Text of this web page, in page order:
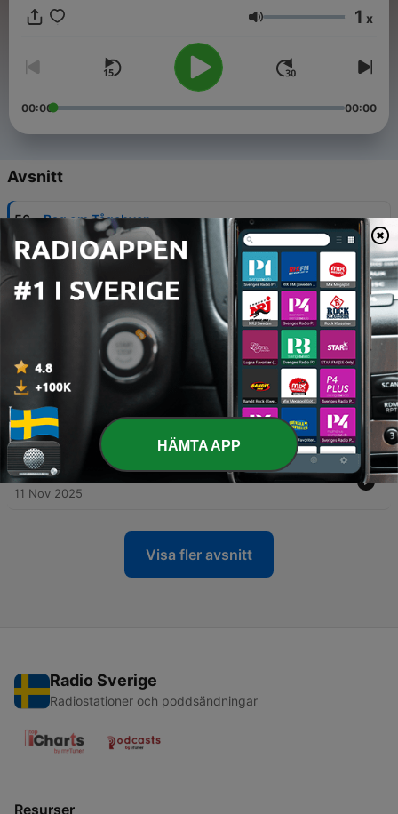
Volym 1 x
00:00 00:00
Avsnitt
56 - Bag om Tågebyen
14 Apr 2026
Dinosaur Astronauterne og Den Lille Lysorm
01 Apr 2026
Skattejagten - Godnathistorie for Børn med
Guidet Afslapning
11 Feb 2026
Videnskabsbogen: Den længste nat og det første
lys
23 Dec 2025
52 - Videnskabsbogen: Vandets rejse
11 Nov 2025
Visa fler avsnitt
Radio Sverige
Radiostationer och poddsändningar
Resurser
HÄMTA APP